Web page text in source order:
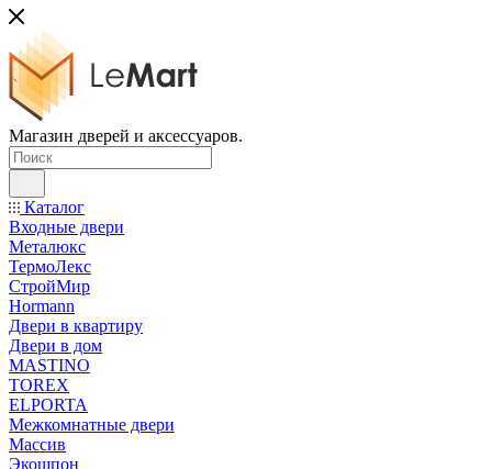
Магазин дверей и аксессуаров.
Каталог
Входные двери
Металюкс
ТермоЛекс
СтройМир
Hormann
Двери в квартиру
Двери в дом
MASTINO
TOREX
ELPORTA
Межкомнатные двери
Массив
Экошпон